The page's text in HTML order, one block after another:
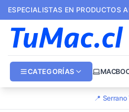
ESPECIALISTAS EN PRODUCTOS
CATEGORÍAS
📍